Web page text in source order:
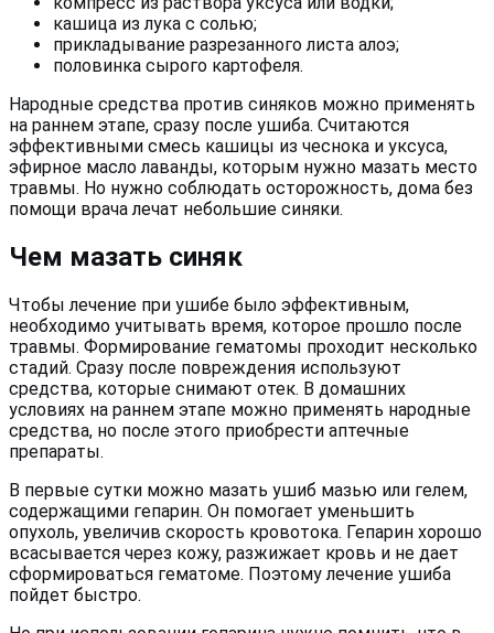
кашица из лука с солью;
прикладывание разрезанного листа алоэ;
половинка сырого картофеля.
Народные средства против синяков можно применять
на раннем этапе, сразу после ушиба. Считаются
эффективными смесь кашицы из чеснока и уксуса,
эфирное масло лаванды, которым нужно мазать место
травмы. Но нужно соблюдать осторожность, дома без
помощи врача лечат небольшие синяки.
Чем мазать синяк
Чтобы лечение при ушибе было эффективным,
необходимо учитывать время, которое прошло после
травмы. Формирование гематомы проходит несколько
стадий. Сразу после повреждения используют
средства, которые снимают отек. В домашних
условиях на раннем этапе можно применять народные
средства, но после этого приобрести аптечные
препараты.
В первые сутки можно мазать ушиб мазью или гелем,
содержащими гепарин. Он помогает уменьшить
опухоль, увеличив скорость кровотока. Гепарин хорошо
всасывается через кожу, разжижает кровь и не дает
сформироваться гематоме. Поэтому лечение ушиба
пойдет быстро.